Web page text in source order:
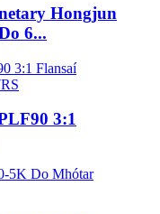
Hongjun
6...
3:1